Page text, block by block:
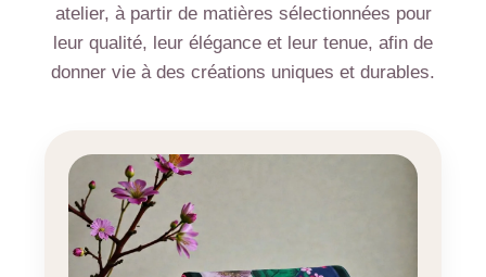
atelier, à partir de matières sélectionnées pour
leur qualité, leur élégance et leur tenue, afin de
donner vie à des créations uniques et durables.